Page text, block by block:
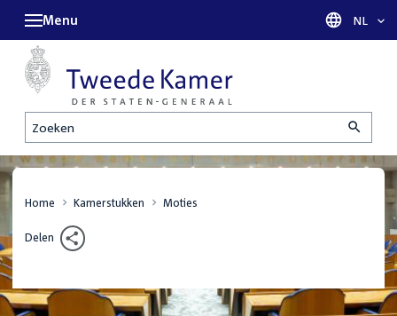
Zoeken
Menu Taal
NL
Home Kamerstukken Moties
Delen